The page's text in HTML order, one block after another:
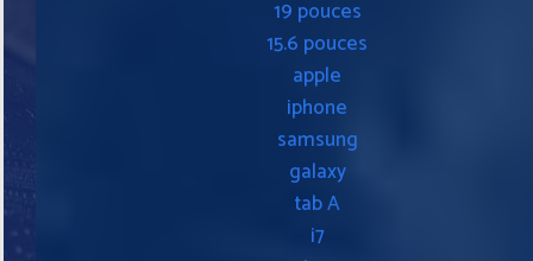
19 pouces
15.6 pouces
apple
iphone
samsung
galaxy
tab A
i7